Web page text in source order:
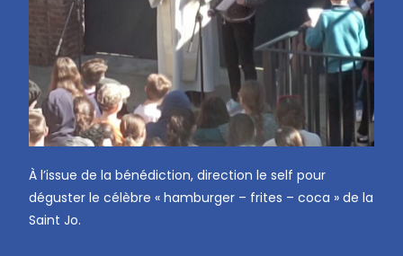
À l’issue de la bénédiction, direction le self pour
déguster le célèbre « hamburger – frites – coca » de la
Saint Jo.